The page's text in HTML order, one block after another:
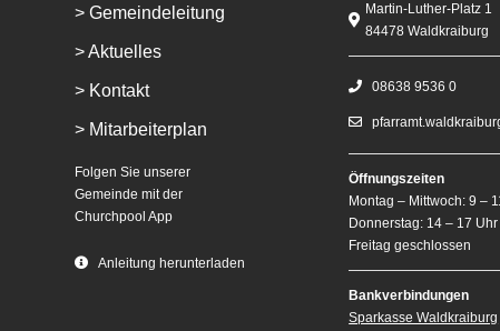
> Gemeindeleitung
> Aktuelles
> Kontakt
> Mitarbeiterplan
Folgen Sie unserer
Gemeinde mit der
Churchpool App
Anleitung herunterladen
Martin-Luther-Platz 1
84478 Waldkraiburg
08638 9536 0
Öffnungszeiten
Montag – Mittwoch: 9 –
Donnerstag: 14 – 17 Uhr
Freitag geschlossen
Bankverbindungen
Sparkasse Waldkraiburg